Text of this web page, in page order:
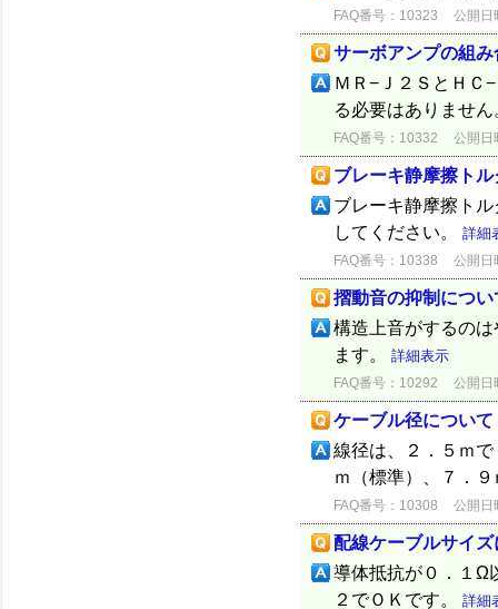
FAQ番号：10323 公開日
サーボアンプの組
ＭＲ−Ｊ２ＳとＨＣ
る必要はありませ
FAQ番号：10332 公開日
ブレーキ静摩擦トル
ブレーキ静摩擦ト
してください。 詳細
FAQ番号：10338 公開日
摺動音の抑制につい
構造上音がするの
ます。 詳細表示
FAQ番号：10292 公開日
ケーブル径について
線径は、２．５ｍ
ｍ（標準）、７．
FAQ番号：10308 公開日
配線ケーブルサイズ
導体抵抗が０．１Ω
２でＯＫです。 詳細